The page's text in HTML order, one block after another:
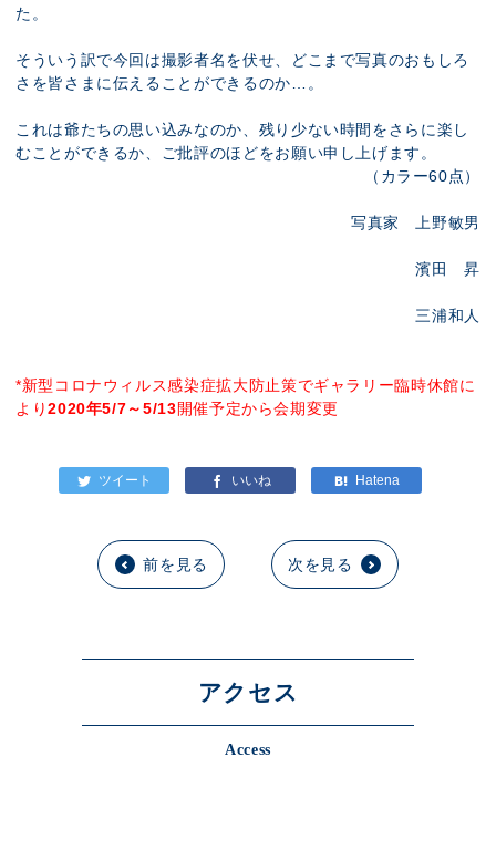
た。
そういう訳で今回は撮影者名を伏せ、どこまで写真のおもしろ
さを皆さまに伝えることができるのか…。
これは爺たちの思い込みなのか、残り少ない時間をさらに楽し
むことができるか、ご批評のほどをお願い申し上げます。
（カラー60点）
写真家 上野敏男
濱田 昇
三浦和人
*新型コロナウィルス感染症拡大防止策でギャラリー臨時休館に
より2020年5/7～5/13開催予定から会期変更
前を見る 次を見る
アクセス
Access